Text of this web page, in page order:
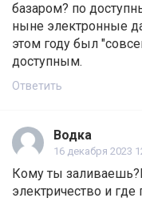
базаром? по
ныне электронные
этом году был
доступным.
Ответить
Водка
16 декабря 2023
Кому ты
электричество и где